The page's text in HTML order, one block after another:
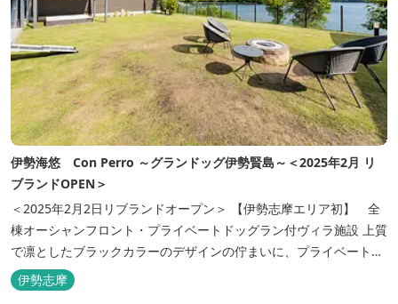
伊勢海悠 Con Perro ～グランドッグ伊勢賢島～＜2025年2月 リ
ブランドOPEN＞
＜2025年2月2日リブランドオープン＞ 【伊勢志摩エリア初】 全
棟オーシャンフロント・プライベートドッグラン付ヴィラ施設 上質
で凛としたブラックカラーのデザインの佇まいに、プライベート感
溢れる客室。 客室に一歩入れば全室海に面したオーシャンフロン
ト。 颯爽とした広いプライベートドッグランと青色に輝く英虞湾を
伊勢志摩